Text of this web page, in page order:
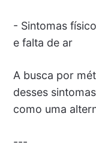
- Sintomas
e falta de ar
A busca por
desses
como uma
---